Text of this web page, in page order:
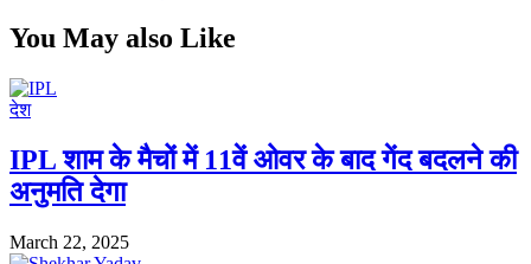
You May also Like
देश
IPL शाम के मैचों में 11वें ओवर के बाद गेंद बदलने की
अनुमति देगा
March 22, 2025